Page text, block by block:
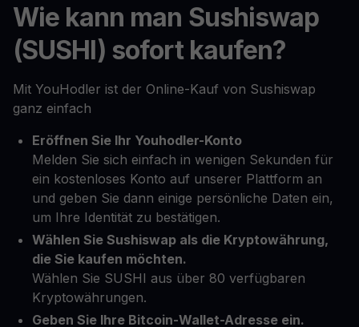
Wie kann man Sushiswap
(SUSHI) sofort kaufen?
Mit YouHodler ist der Online-Kauf von Sushiswap
ganz einfach
Eröffnen Sie Ihr Youhodler-Konto
Melden Sie sich einfach in wenigen Sekunden für
ein kostenloses Konto auf unserer Plattform an
und geben Sie dann einige persönliche Daten ein,
um Ihre Identität zu bestätigen.
Wählen Sie Sushiswap als die Kryptowährung,
die Sie kaufen möchten.
Wählen Sie SUSHI aus über 80 verfügbaren
Kryptowährungen.
Geben Sie Ihre Bitcoin-Wallet-Adresse ein.